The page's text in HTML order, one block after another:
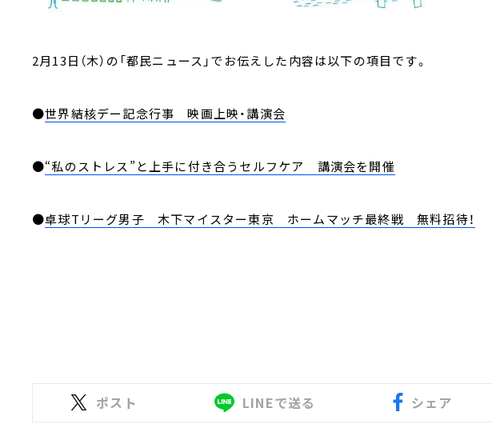
2月13日（木）の「都民ニュース」でお伝えした内容は以下の項目です。
●世界結核デー記念行事 映画上映・講演会
●“私のストレス”と上手に付き合うセルフケア 講演会を開催
●卓球Tリーグ男子 木下マイスター東京 ホームマッチ最終戦 無料招待！
ポスト LINEで送る シェア